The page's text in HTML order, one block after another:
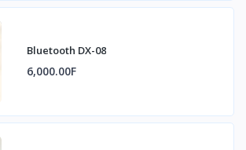
Bluetooth DX-08
6,000.00F